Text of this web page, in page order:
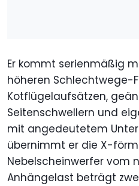
Er kommt serienmäßig
höheren Schlechtwege-
Kotflügelaufsätzen,
Seitenschwellern und
mit angedeutetem
übernimmt er die X-
Nebelscheinwerfer vom
Anhängelast beträgt